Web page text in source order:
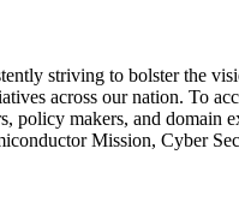
striving to bolster the
across our nation. To
policy makers, and domain
Mission, Cyber